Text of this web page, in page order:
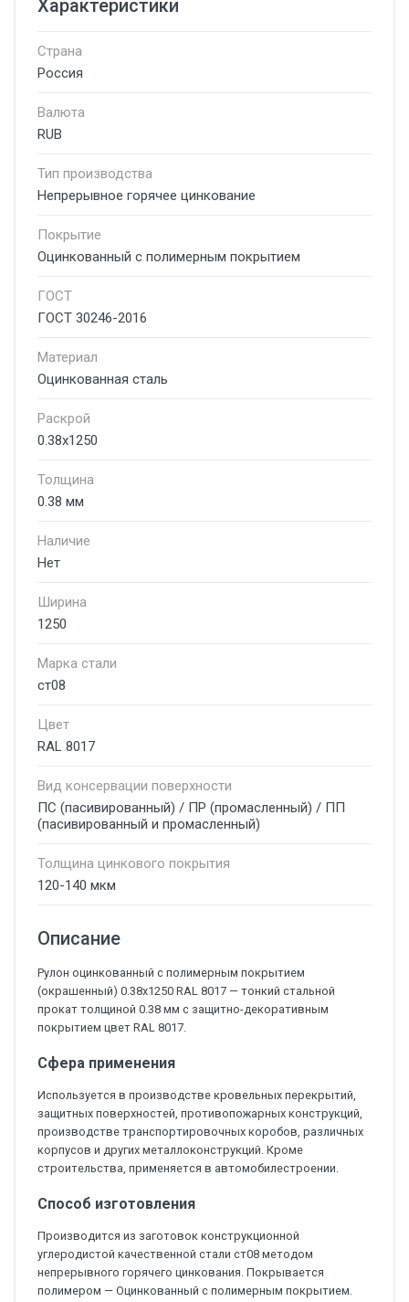
Характеристики
Страна
Россия
Валюта
RUB
Тип производства
Непрерывное горячее цинкование
Покрытие
Оцинкованный с полимерным покрытием
ГОСТ
ГОСТ 30246-2016
Материал
Оцинкованная сталь
Раскрой
0.38x1250
Толщина
0.38 мм
Наличие
Нет
Ширина
1250
Марка стали
ст08
Цвет
RAL 8017
Вид консервации поверхности
ПС (пасивированный) / ПР (промасленный) / ПП
(пасивированный и промасленный)
Толщина цинкового покрытия
120-140 мкм
Описание
Рулон оцинкованный с полимерным покрытием
(окрашенный) 0.38x1250 RAL 8017 — тонкий стальной
прокат толщиной 0.38 мм с защитно-декоративным
покрытием цвет RAL 8017.
Сфера применения
Используется в производстве кровельных перекрытий,
защитных поверхностей, противопожарных конструкций,
производстве транспортировочных коробов, различных
корпусов и других металлоконструкций. Кроме
строительства, применяется в автомобилестроении.
Способ изготовления
Производится из заготовок конструкционной
углеродистой качественной стали ст08 методом
непрерывного горячего цинкования. Покрывается
полимером — Оцинкованный с полимерным покрытием.